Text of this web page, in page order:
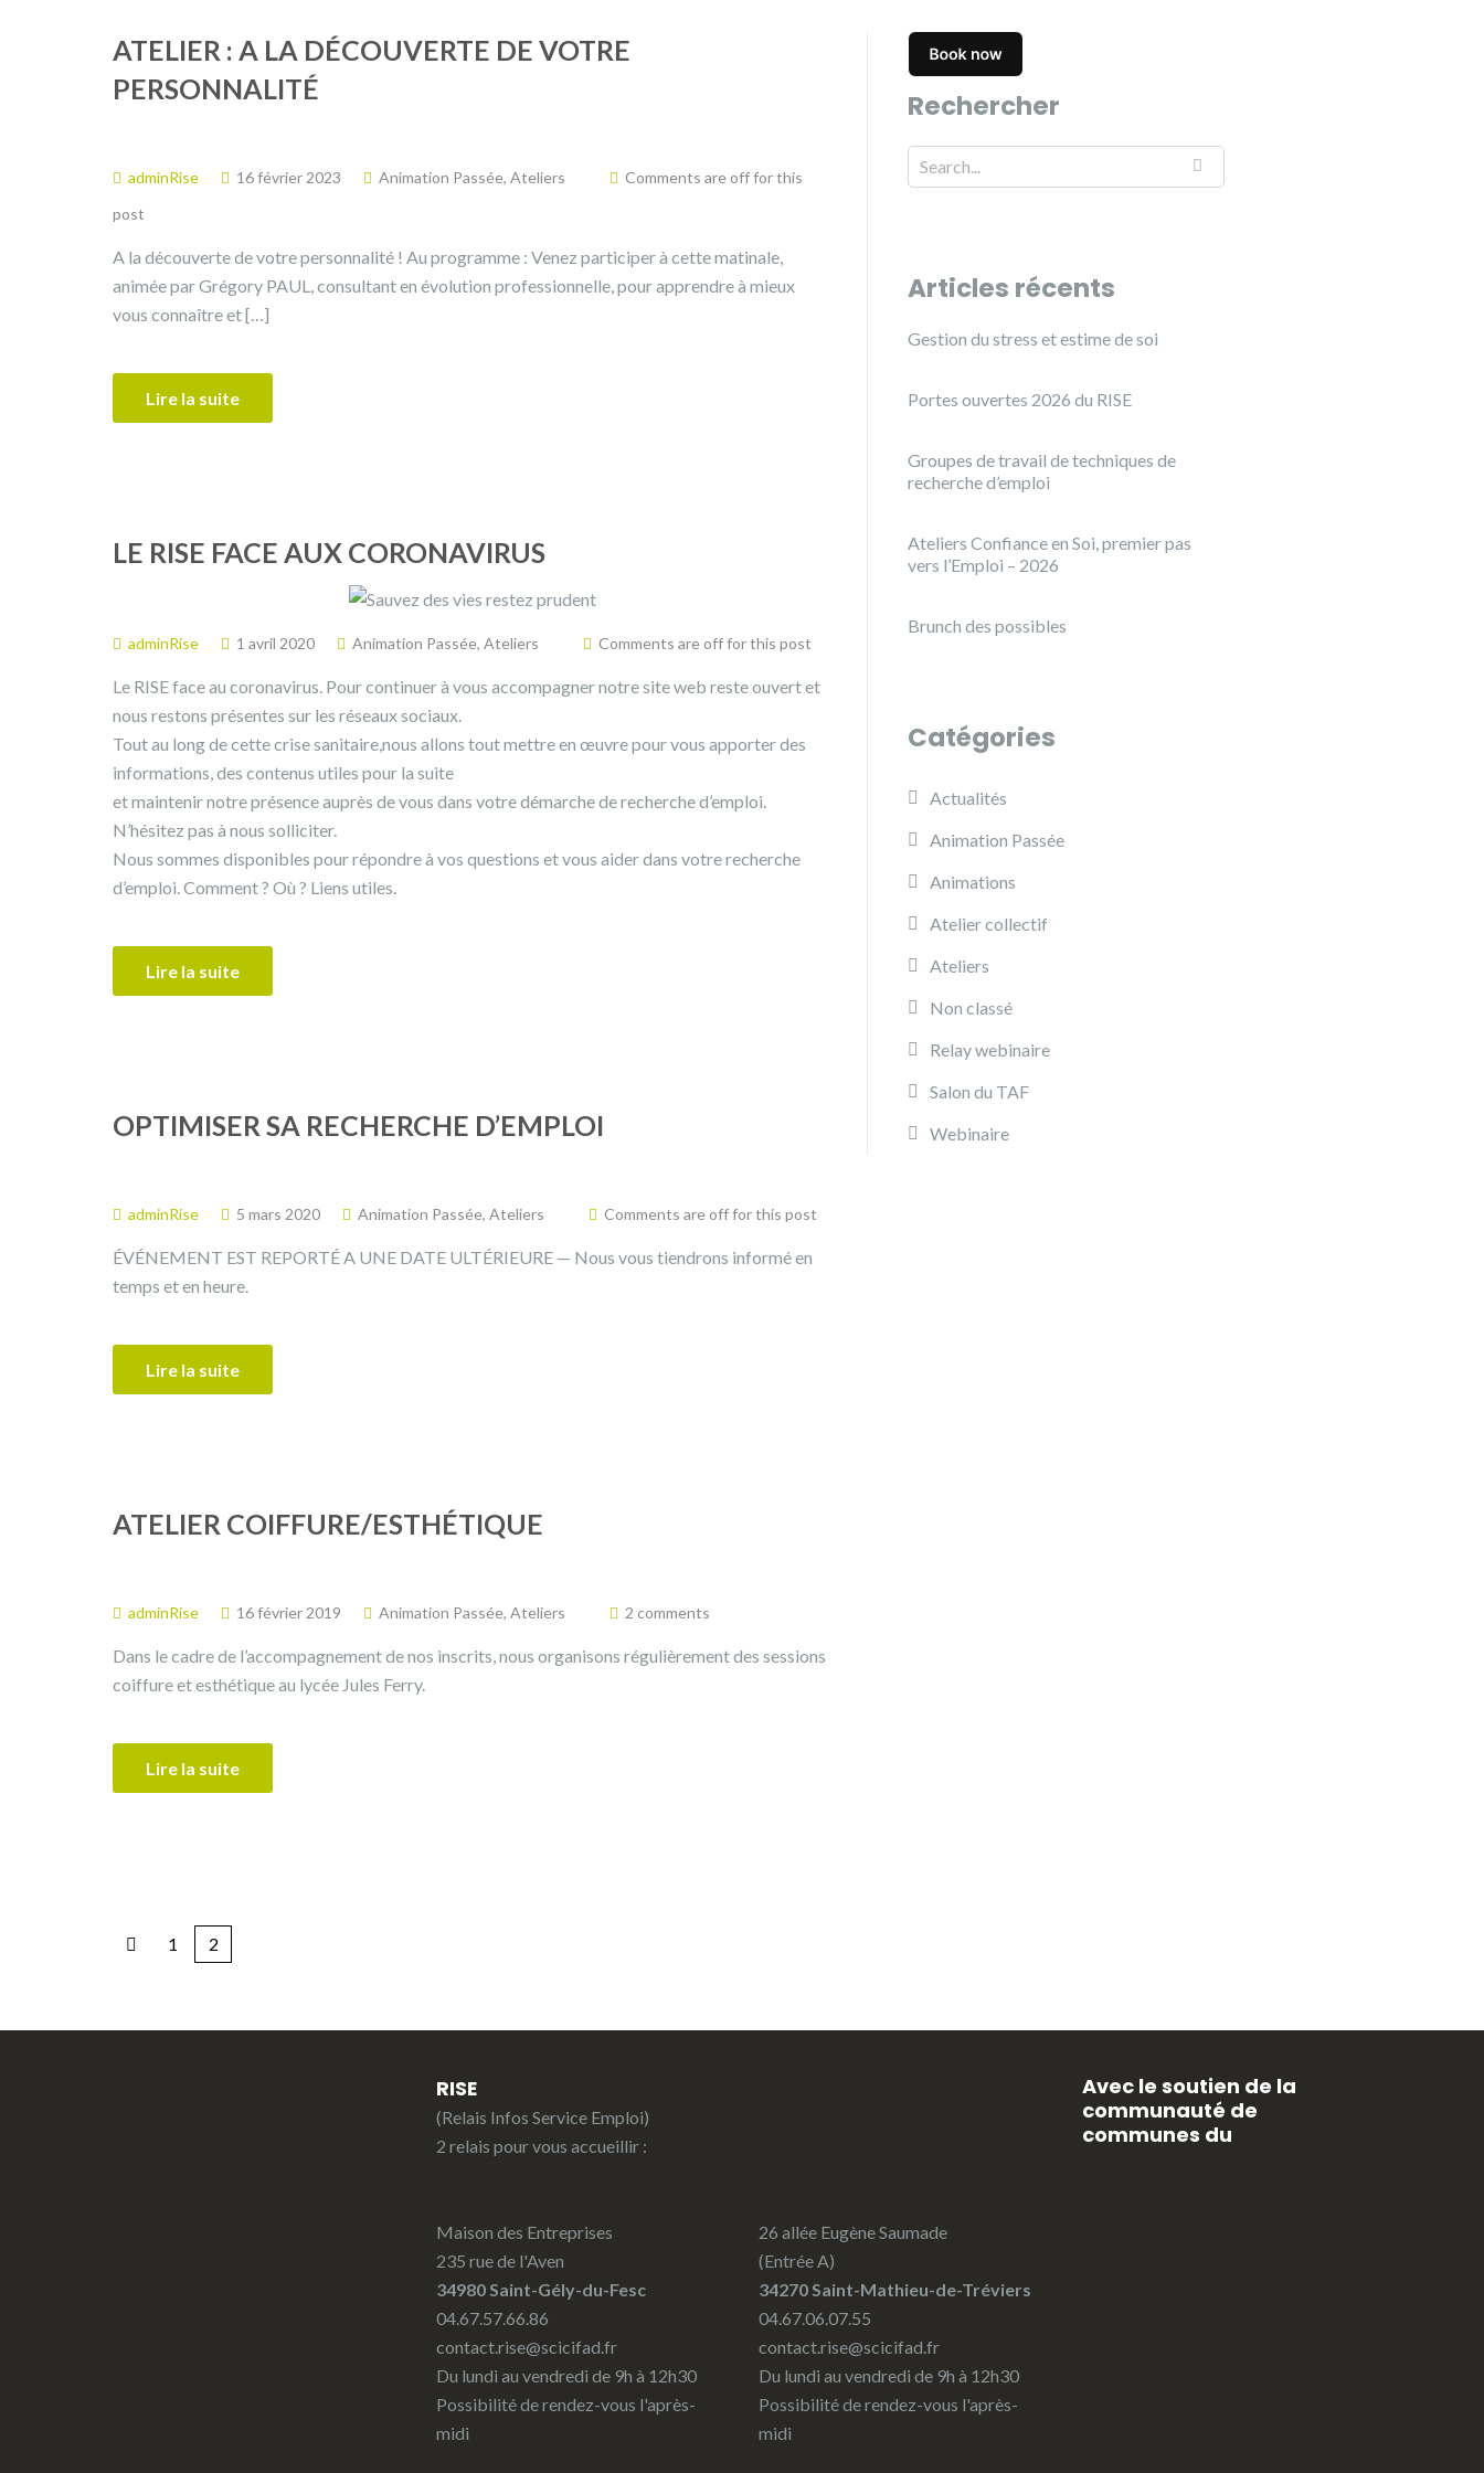
ATELIER : A LA DÉCOUVERTE DE VOTRE
PERSONNALITÉ
adminRise 16 février 2023 Animation Passée, Ateliers
Comments are off for this
post
A la découverte de votre personnalité ! Au programme : Venez participer à cette matinale,
animée par Grégory PAUL, consultant en évolution professionnelle, pour apprendre à mieux
vous connaître et […]
Lire la suite
LE RISE FACE AUX CORONAVIRUS
adminRise 1 avril 2020 Animation Passée, Ateliers Comments are off for this post
Le RISE face au coronavirus. Pour continuer à vous accompagner notre site web reste ouvert et
nous restons présentes sur les réseaux sociaux.
Tout au long de cette crise sanitaire,nous allons tout mettre en œuvre pour vous apporter des
informations, des contenus utiles pour la suite
et maintenir notre présence auprès de vous dans votre démarche de recherche d’emploi.
N’hésitez pas à nous solliciter.
Nous sommes disponibles pour répondre à vos questions et vous aider dans votre recherche
d’emploi. Comment ? Où ? Liens utiles.
Lire la suite
OPTIMISER SA RECHERCHE D’EMPLOI
adminRise 5 mars 2020 Animation Passée, Ateliers Comments are off for this post
ÉVÉNEMENT EST REPORTÉ A UNE DATE ULTÉRIEURE — Nous vous tiendrons informé en
temps et en heure.
Lire la suite
ATELIER COIFFURE/ESTHÉTIQUE
adminRise 16 février 2019 Animation Passée, Ateliers 2 comments
Dans le cadre de l’accompagnement de nos inscrits, nous organisons régulièrement des sessions
coiffure et esthétique au lycée Jules Ferry.
Lire la suite
1 2
Rechercher
Articles récents
Gestion du stress et estime de soi
Portes ouvertes 2026 du RISE
Groupes de travail de techniques de
recherche d’emploi
Ateliers Confiance en Soi, premier pas
vers l’Emploi – 2026
Brunch des possibles
Catégories
Actualités
Animation Passée
Animations
Atelier collectif
Ateliers
Non classé
Relay webinaire
Salon du TAF
Webinaire
RISE
(Relais Infos Service Emploi)
2 relais pour vous accueillir :
Maison des Entreprises
235 rue de l'Aven
34980 Saint-Gély-du-Fesc
04.67.57.66.86
contact.rise@scicifad.fr
Du lundi au vendredi de 9h à 12h30
Possibilité de rendez-vous l'après-
midi
26 allée Eugène Saumade
(Entrée A)
34270 Saint-Mathieu-de-Tréviers
04.67.06.07.55
contact.rise@scicifad.fr
Du lundi au vendredi de 9h à 12h30
Possibilité de rendez-vous l'après-
midi
Avec le soutien de la
communauté de
communes du